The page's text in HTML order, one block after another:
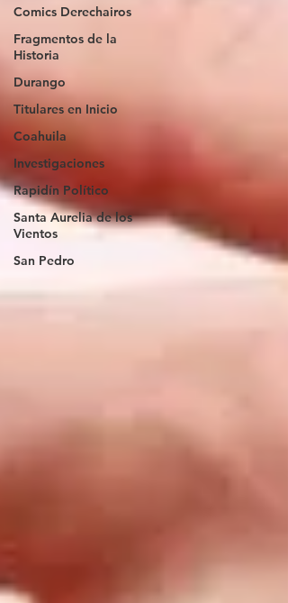
Comics Derechairos
Fragmentos de la
Historia
Durango
Titulares en Inicio
Coahuila
Investigaciones
Rapidín Político
Santa Aurelia de los
Vientos
San Pedro